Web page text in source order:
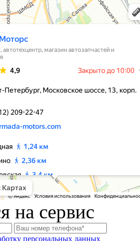
на сервис
персональных данных